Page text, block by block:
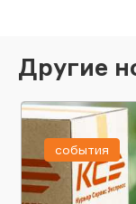
Другие
события